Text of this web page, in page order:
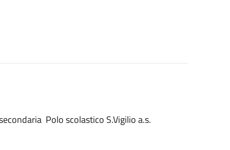
Polo scolastico S.Vigilio a.s.